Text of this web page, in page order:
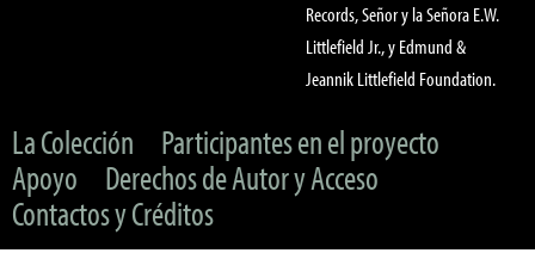
Records, Señor y la Señora E.W.
Littlefield Jr., y Edmund &
Jeannik Littlefield Foundation.
La Colección
Participantes en el proyecto
Apoyo
Derechos de Autor y Acceso
Contactos y Créditos